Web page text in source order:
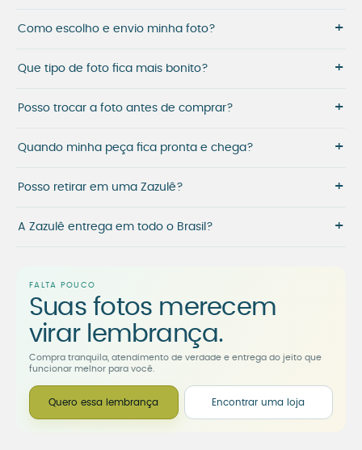
Como escolho e envio minha foto? +
Que tipo de foto fica mais bonito? +
Posso trocar a foto antes de comprar? +
Quando minha peça fica pronta e chega? +
Posso retirar em uma Zazulê? +
A Zazulê entrega em todo o Brasil? +
FALTA POUCO
Suas fotos merecem
virar lembrança.
Compra tranquila, atendimento de verdade e entrega do jeito que
funcionar melhor para você.
Quero essa lembrança Encontrar uma loja